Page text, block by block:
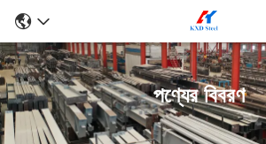
পণ্যের বিবরণ